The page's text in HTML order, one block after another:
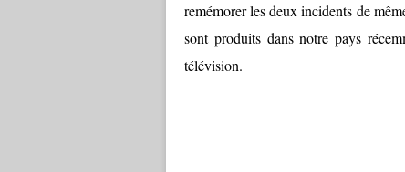
remémorer les deux incidents de
sont produits dans notre pays
télévision.